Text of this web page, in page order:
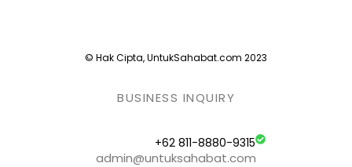
© Hak Cipta, UntukSahabat.com 2023
BUSINESS INQUIRY
+62 811-8880-9315
admin@untuksahabat.com